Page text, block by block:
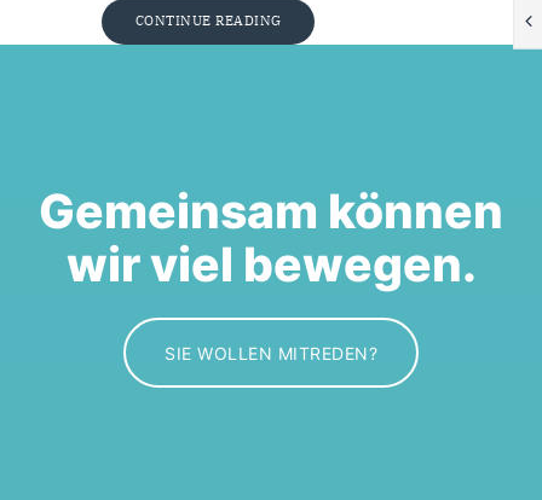
CONTINUE READING
Gemeinsam können
wir viel bewegen.
SIE WOLLEN MITREDEN?